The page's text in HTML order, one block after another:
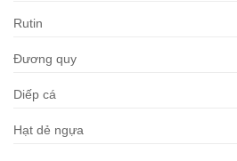
Rutin
Đương quy
Diếp cá
Hạt dẻ ngựa